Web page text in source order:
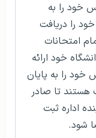
خود را به
را دریافت
امتحانات
خود ارائه
خود را به پایان
هستند تا صادر
اداره ثبت
شود.